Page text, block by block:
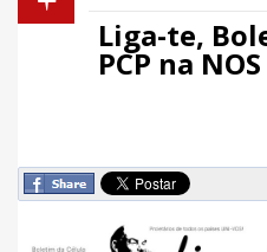
Liga-te,
PCP na NOS